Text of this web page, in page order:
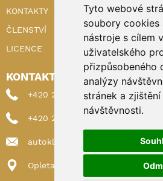
Tyto webové
soubory cookies
nástroje s cílem
uživatelského
přizpůsobeného
analýzy
stránek a
návštěvnosti.
KONTAKTY
ČLENSTVÍ
LICENCE
KONTAKTY
+420 222 898 224 (sekretariat)
+420 222 898 221 (členství)
autoklub@autoklub.cz
Opletalova 1337/29, 110 00